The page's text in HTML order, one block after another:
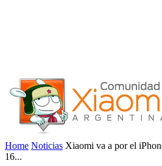
Home Noticias Xiaomi va a por el
16...